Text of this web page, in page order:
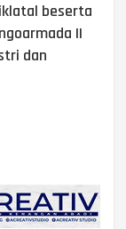
beserta
II
dan